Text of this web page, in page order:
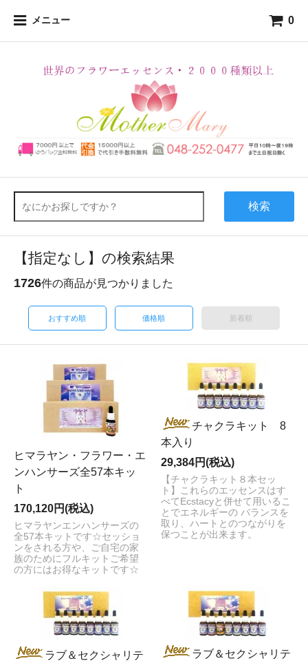
メニュー 0
検索
【指定なし】の検索結果
1726件の商品が見つかりました
おすすめ順 価格順 新着順
ヒマラヤン・フラワー・エ
ンハンサーズ全57本キッ
ト
170,120円(税込)
ヒマラヤンエンハンサーズの
全57本キットです☆セッショ
ンをされる方や、ご自宅の家
族のためにフルキットご希望
の方にはお得なキットです☆
チャクラキット 8
本入り
29,384円(税込)
【チャクラキット８本セッ
ト】これらのエッセンスはす
べてEcstacyと併せて用いるこ
とでエネルギーの バランスを
取り、ハートとのつながりを
保つことが出来ます。
ラブ＆セクシャリテ
ラブ＆セクシャリテ